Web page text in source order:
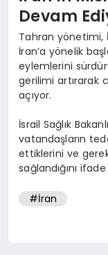
Devam
Tahran yönetimi,
İran’a yönelik
eylemlerini
gerilimi artırarak
açıyor.
İsrail Sağlık
vatandaşların
ettiklerini ve
sağlandığını
#İran